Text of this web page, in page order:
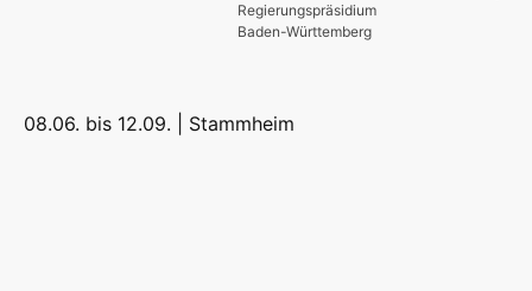
Regierungspräsidium
Baden-Württemberg
08.06. bis 12.09. | Stammheim